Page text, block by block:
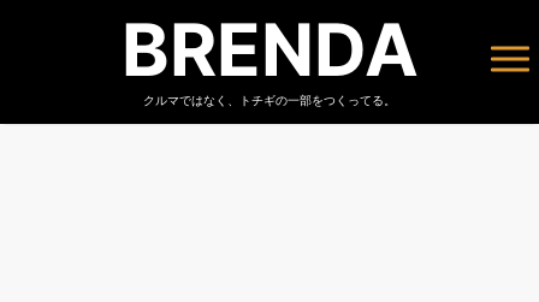
BRENDA
クルマではなく、トチギの一部をつくってる。